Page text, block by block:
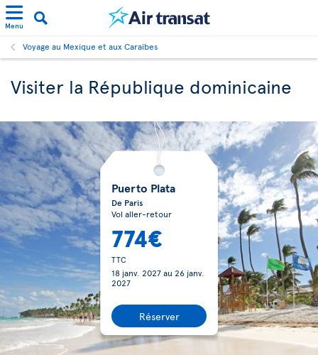
Menu
Voyage au Mexique et aux Caraïbes
Visiter la République dominicaine
Puerto Plata
De Paris
Vol aller-retour
774€
TTC
18 janv. 2027au 26 janv.
2027
Réserver